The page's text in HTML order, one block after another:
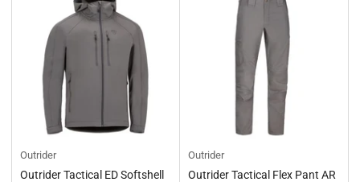
Outrider
Outrider Tactical ED Softshell
Outrider
Outrider Tactical Flex Pant AR